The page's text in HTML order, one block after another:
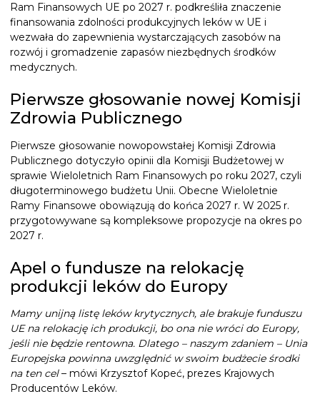
Ram Finansowych UE po 2027 r. podkreśliła znaczenie
finansowania zdolności produkcyjnych leków w UE i
wezwała do zapewnienia wystarczających zasobów na
rozwój i gromadzenie zapasów niezbędnych środków
medycznych.
Pierwsze głosowanie nowej Komisji
Zdrowia Publicznego
Pierwsze głosowanie nowopowstałej Komisji Zdrowia
Publicznego dotyczyło opinii dla Komisji Budżetowej w
sprawie Wieloletnich Ram Finansowych po roku 2027, czyli
długoterminowego budżetu Unii. Obecne Wieloletnie
Ramy Finansowe obowiązują do końca 2027 r. W 2025 r.
przygotowywane są kompleksowe propozycje na okres po
2027 r.
Apel o fundusze na relokację
produkcji leków do Europy
Mamy unijną listę leków krytycznych, ale brakuje funduszu
UE na relokację ich produkcji, bo ona nie wróci do Europy,
jeśli nie będzie rentowna. Dlatego – naszym zdaniem – Unia
Europejska powinna uwzględnić w swoim budżecie środki
na ten cel– mówi Krzysztof Kopeć, prezes Krajowych
Producentów Leków.